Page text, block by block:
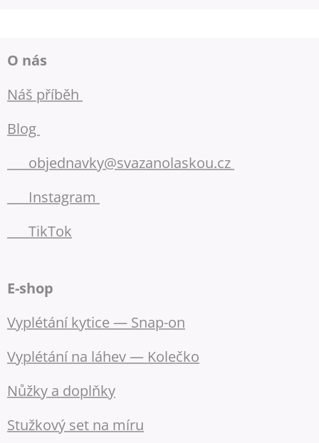
O nás
Náš příběh
Blog
objednavky@svazanolaskou.cz
📷 Instagram
🎵 TikTok
E-shop
Vyplétání kytice — Snap-on
Vyplétání na láhev — Kolečko
Nůžky a doplňky
Stužkový set na míru